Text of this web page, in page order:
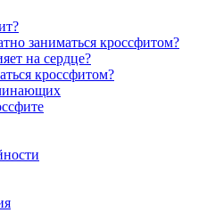
заниматься кроссфитом?
на сердце?
кроссфитом?